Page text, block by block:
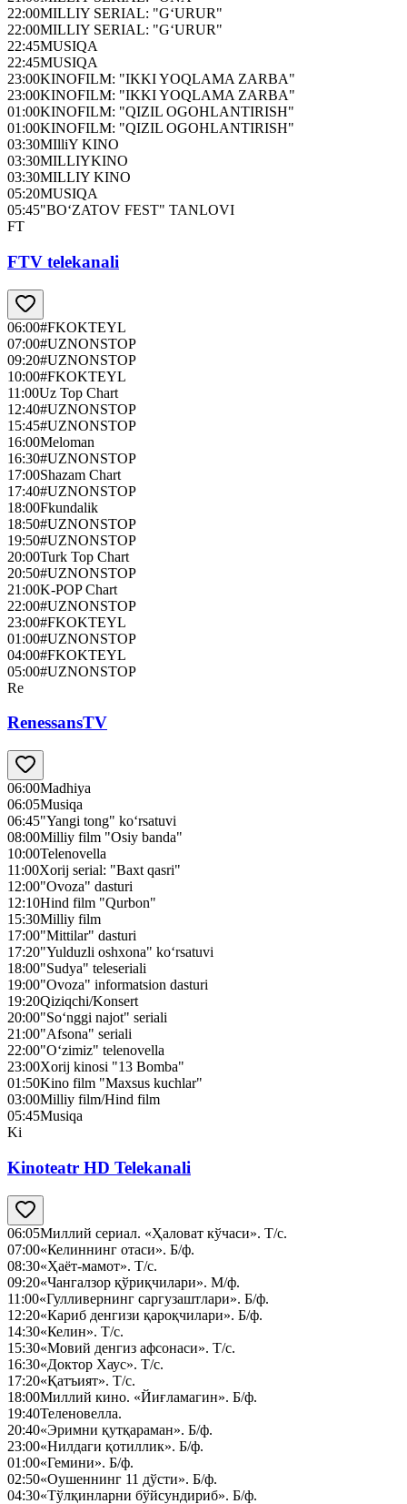
22:00MILLIY SERIAL: "G‘URUR"
22:00MILLIY SERIAL: "G‘URUR"
22:45MUSIQA
22:45MUSIQA
23:00KINOFILM: "IKKI YOQLAMA ZARBA"
23:00KINOFILM: "IKKI YOQLAMA ZARBA"
01:00KINOFILM: "QIZIL OGOHLANTIRISH"
01:00KINOFILM: "QIZIL OGOHLANTIRISH"
03:30MIlliY KINO
03:30MILLIYKINO
03:30MILLIY KINO
05:20MUSIQA
05:45"BO‘ZATOV FEST" TANLOVI
FT
FTV telekanali
06:00#FKOKTEYL
07:00#UZNONSTOP
09:20#UZNONSTOP
10:00#FKOKTEYL
11:00Uz Top Chart
12:40#UZNONSTOP
15:45#UZNONSTOP
16:00Meloman
16:30#UZNONSTOP
17:00Shazam Chart
17:40#UZNONSTOP
18:00Fkundalik
18:50#UZNONSTOP
19:50#UZNONSTOP
20:00Turk Top Chart
20:50#UZNONSTOP
21:00K-POP Chart
22:00#UZNONSTOP
23:00#FKOKTEYL
01:00#UZNONSTOP
04:00#FKOKTEYL
05:00#UZNONSTOP
Re
RenessansTV
06:00Madhiya
06:05Musiqa
06:45"Yangi tong" ko‘rsatuvi
08:00Milliy film "Osiy banda"
10:00Telenovella
11:00Xorij serial: "Baxt qasri"
12:00"Ovoza" dasturi
12:10Hind film "Qurbon"
15:30Milliy film
17:00"Mittilar" dasturi
17:20"Yulduzli oshxona" ko‘rsatuvi
18:00"Sudya" teleseriali
19:00"Ovoza" informatsion dasturi
19:20Qiziqchi/Konsert
20:00"So‘nggi najot" seriali
21:00"Afsona" seriali
22:00"O‘zimiz" telenovella
23:00Xorij kinosi "13 Bomba"
01:50Kino film "Maxsus kuchlar"
03:00Milliy film/Hind film
05:45Musiqa
Ki
Kinoteatr HD Telekanali
06:05Миллий сериал. «Ҳаловат кўчаси». Т/с.
07:00«Келиннинг отаси». Б/ф.
08:30«Ҳаёт-мамот». Т/с.
09:20«Чангалзор қўриқчилари». М/ф.
11:00«Гулливернинг саргузаштлари». Б/ф.
12:20«Кариб денгизи қароқчилари». Б/ф.
14:30«Келин». Т/с.
15:30«Мовий денгиз афсонаси». Т/с.
16:30«Доктор Хаус». Т/с.
17:20«Қатъият». Т/с.
18:00Миллий кино. «Йиғламагин». Б/ф.
19:40Теленовелла.
20:40«Эримни қутқараман». Б/ф.
23:00«Нилдаги қотиллик». Б/ф.
01:00«Гемини». Б/ф.
02:50«Оушеннинг 11 дўсти». Б/ф.
04:30«Тўлқинларни бўйсундириб». Б/ф.